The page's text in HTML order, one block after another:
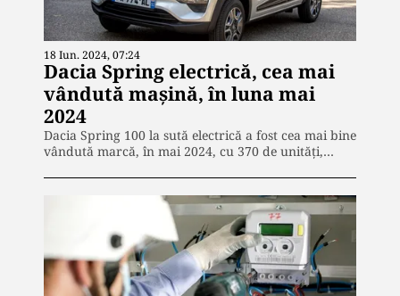
18 Iun. 2024, 07:24
Dacia Spring electrică, cea mai
vândută mașină, în luna mai
2024
Dacia Spring 100 la sută electrică a fost cea mai bine
vândută marcă, în mai 2024, cu 370 de unități,…